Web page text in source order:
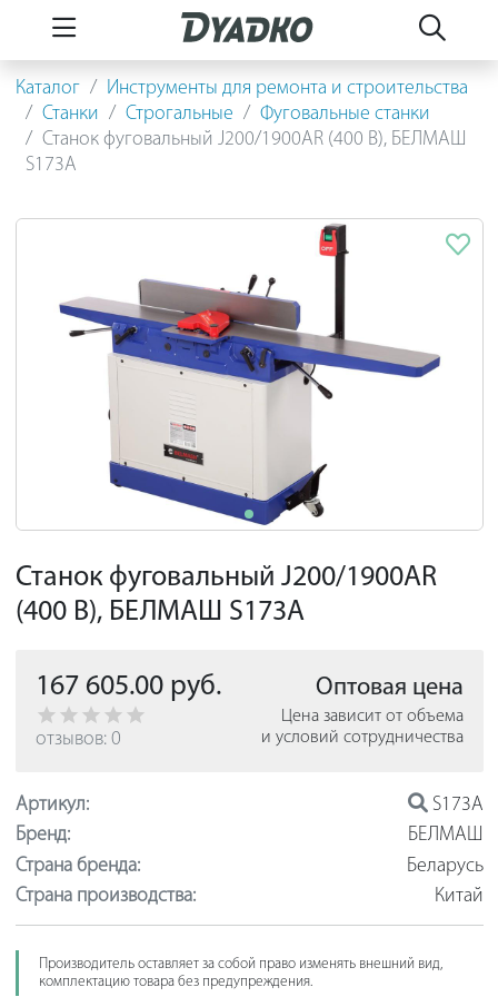
Каталог
Инструменты для ремонта и строительства
Станки
Строгальные
Фуговальные станки
Станок фуговальный J200/1900AR (400 В), БЕЛМАШ
S173A
Станок фуговальный J200/1900AR
(400 В), БЕЛМАШ S173A
167 605.00 руб.
отзывов: 0
Оптовая цена
Цена зависит от объема
и условий сотрудничества
Артикул:
S173A
Бренд:
БЕЛМАШ
Страна бренда:
Беларусь
Страна производства:
Китай
Производитель оставляет за собой право изменять внешний вид,
комплектацию товара без предупреждения.